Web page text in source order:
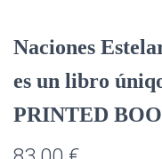
Naciones
es un libro
PRINTED